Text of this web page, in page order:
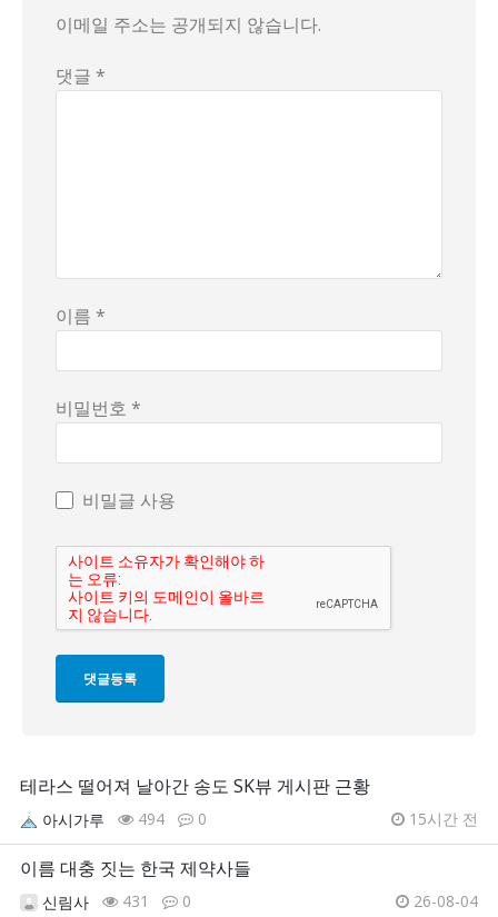
이메일 주소는 공개되지 않습니다.
댓글 *
이름 *
비밀번호 *
비밀글 사용
테라스 떨어져 날아간 송도 SK뷰 게시판 근황
아시가루 494 0 15시간 전
이름 대충 짓는 한국 제약사들
신림사 431 0 26-08-04